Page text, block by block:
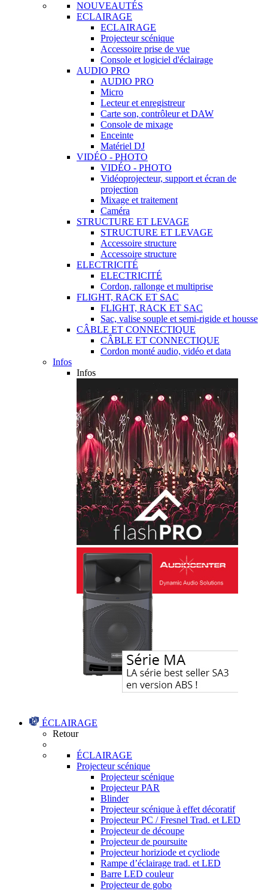
NOUVEAUTÉS
ECLAIRAGE
ECLAIRAGE
Projecteur scénique
Accessoire prise de vue
Console et logiciel d'éclairage
AUDIO PRO
AUDIO PRO
Micro
Lecteur et enregistreur
Carte son, contrôleur et DAW
Console de mixage
Enceinte
Matériel DJ
VIDÉO - PHOTO
VIDÉO - PHOTO
Vidéoprojecteur, support et écran de
projection
Mixage et traitement
Caméra
STRUCTURE ET LEVAGE
STRUCTURE ET LEVAGE
Accessoire structure
Accessoire structure
ELECTRICITÉ
ELECTRICITÉ
Cordon, rallonge et multiprise
FLIGHT, RACK ET SAC
FLIGHT, RACK ET SAC
Sac, valise souple et semi-rigide et housse
CÂBLE ET CONNECTIQUE
CÂBLE ET CONNECTIQUE
Cordon monté audio, vidéo et data
Infos
Infos
ÉCLAIRAGE
Retour
ÉCLAIRAGE
Projecteur scénique
Projecteur scénique
Projecteur PAR
Blinder
Projecteur scénique à effet décoratif
Projecteur PC / Fresnel Trad. et LED
Projecteur de découpe
Projecteur de poursuite
Projecteur horiziode et cycliode
Rampe d’éclairage trad. et LED
Barre LED couleur
Projecteur de gobo